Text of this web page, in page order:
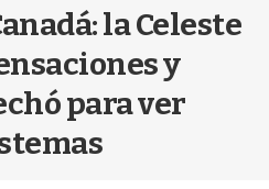
r
b
la Celeste
y
para ver